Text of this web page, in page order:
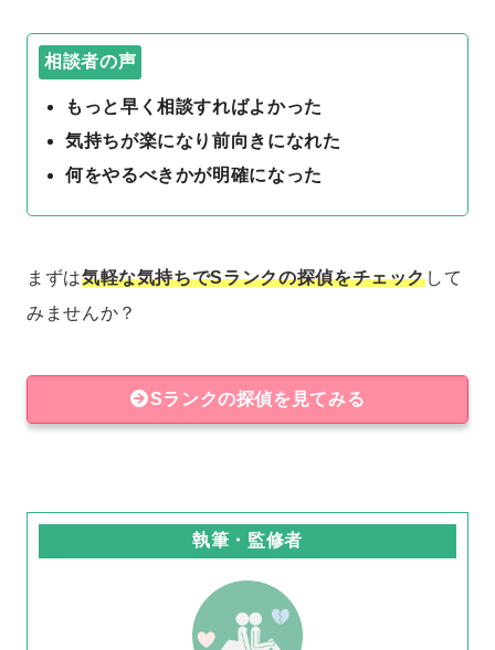
相談者の声
もっと早く相談すればよかった
気持ちが楽になり前向きになれた
何をやるべきかが明確になった
まずは気軽な気持ちでSランクの探偵をチェックして
みませんか？
Sランクの探偵を見てみる
執筆・監修者